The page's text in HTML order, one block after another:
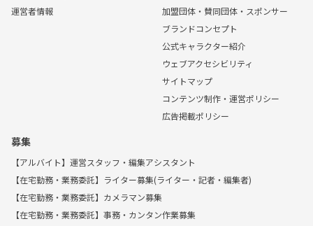
運営者情報
加盟団体・賛同団体・スポンサー
ブランドコンセプト
公式キャラクター紹介
ウェブアクセシビリティ
サイトマップ
コンテンツ制作・運営ポリシー
広告掲載ポリシー
募集
【アルバイト】運営スタッフ・編集アシスタント
【在宅勤務・業務委託】ライター募集(ライター・記者・編集者)
【在宅勤務・業務委託】カメラマン募集
【在宅勤務・業務委託】事務・カンタン作業募集